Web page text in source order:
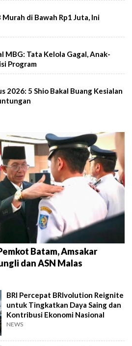
Murah di Bawah Rp1 Juta, Ini
MBG: Tata Kelola Gagal, Anak-
Program
2026: 5 Shio Bakal Buang Kesialan
Batam, Amsakar
dan ASN Malas
BRI Percepat BRIvolution Reignite
untuk Tingkatkan Daya Saing dan
Kontribusi Ekonomi Nasional
NEWS